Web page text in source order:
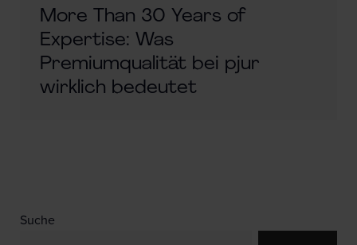
More Than 30 Years of
Expertise: Was
Premiumqualität bei pjur
wirklich bedeutet
Suche